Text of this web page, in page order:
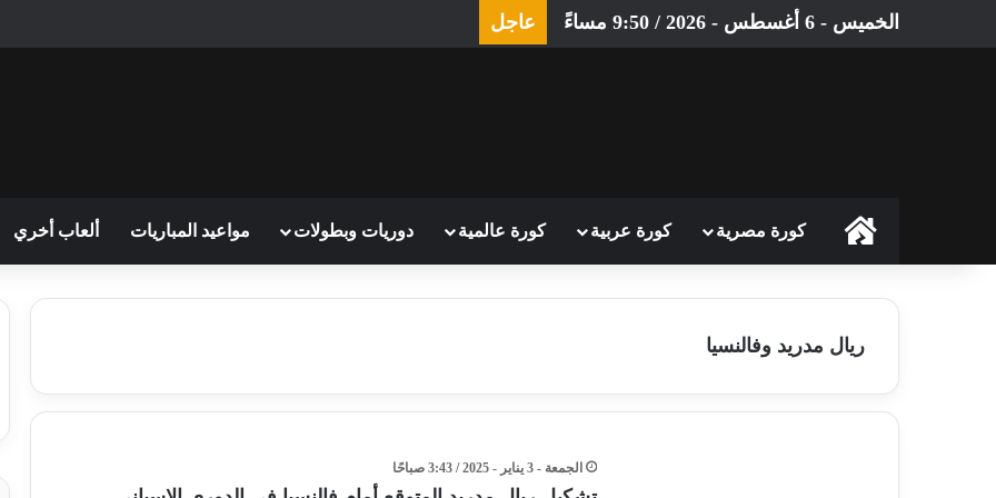
الخميس - 6 أغسطس - 2026 / 9:50 مساءً عاجل
الرئيسيةكورة مصرية كورة عربية كورة عالمية دوريات وبطولات مواعيد المباريات ألعاب أخري
ريال مدريد وفالنسيا
الجمعة - 3 يناير - 2025 / 3:43 صباحًا